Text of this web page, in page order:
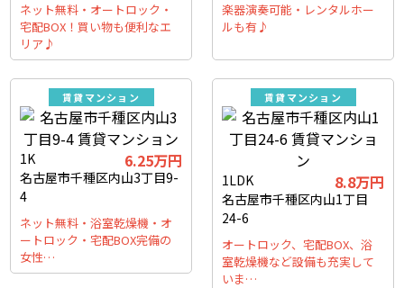
ネット無料・オートロック・
宅配BOX！買い物も便利なエ
リア♪
楽器演奏可能・レンタルホー
ルも有♪
賃貸マンション
1K 6.25万円
名古屋市千種区内山3丁目9-
4
ネット無料・浴室乾燥機・オ
ートロック・宅配BOX完備の
女性…
賃貸マンション
1LDK 8.8万円
名古屋市千種区内山1丁目
24-6
オートロック、宅配BOX、浴
室乾燥機など設備も充実して
いま…